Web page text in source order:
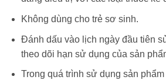
Không dùng cho trẻ sơ sinh.
Đánh dấu vào lịch ngày đầu tiên
theo dõi hạn sử dụng của sản
Trong quá trình sử dụng sản